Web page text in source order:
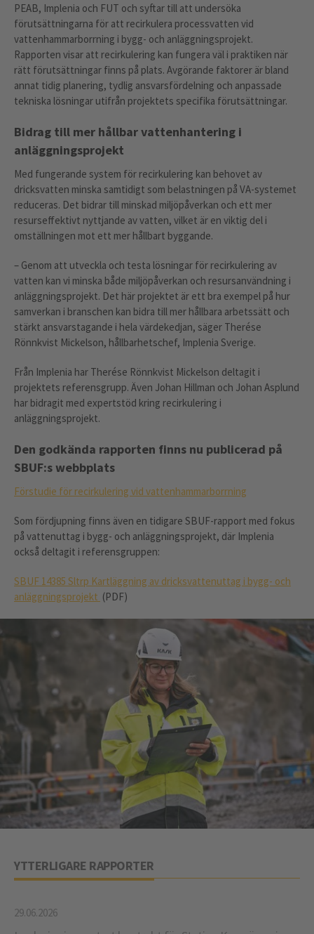
PEAB, Implenia och FUT och syftar till att undersöka
förutsättningarna för att recirkulera processvatten vid
vattenhammarborrning i bygg- och anläggningsprojekt.
Rapporten visar att recirkulering kan fungera väl i praktiken när
rätt förutsättningar finns på plats. Avgörande faktorer är bland
annat tidig planering, tydlig ansvarsfördelning och anpassade
tekniska lösningar utifrån projektets specifika förutsättningar.
Bidrag till mer hållbar vattenhantering i
anläggningsprojekt
Med fungerande system för recirkulering kan behovet av
dricksvatten minska samtidigt som belastningen på VA-systemet
reduceras. Det bidrar till minskad miljöpåverkan och ett mer
resurseffektivt nyttjande av vatten, vilket är en viktig del i
omställningen mot ett mer hållbart byggande.
– Genom att utveckla och testa lösningar för recirkulering av
vatten kan vi minska både miljöpåverkan och resursanvändning i
anläggningsprojekt. Det här projektet är ett bra exempel på hur
samverkan i branschen kan bidra till mer hållbara arbetssätt och
stärkt ansvarstagande i hela värdekedjan, säger Therése
Rönnkvist Mickelson, hållbarhetschef, Implenia Sverige.
Från Implenia har Therése Rönnkvist Mickelson deltagit i
projektets referensgrupp. Även Johan Hillman och Johan Asplund
har bidragit med expertstöd kring recirkulering i
anläggningsprojekt.
Den godkända rapporten finns nu publicerad på
SBUF:s webbplats
Förstudie för recirkulering vid vattenhammarborrning
Som fördjupning finns även en tidigare SBUF-rapport med fokus
på vattenuttag i bygg- och anläggningsprojekt, där Implenia
också deltagit i referensgruppen:
SBUF 14385 Sltrp Kartläggning av dricksvattenuttag i bygg- och
anläggningsprojekt (PDF)
YTTERLIGARE RAPPORTER
29.06.2026